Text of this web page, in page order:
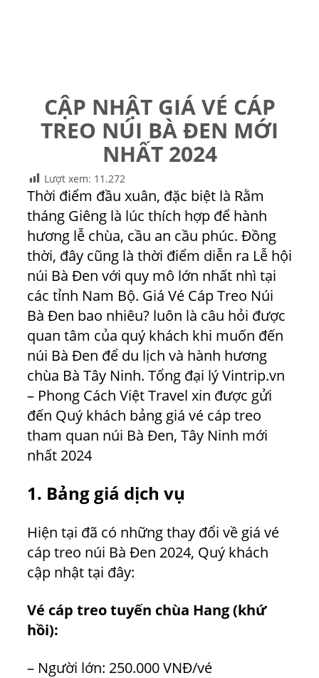
CẬP NHẬT GIÁ VÉ CÁP
TREO NÚI BÀ ĐEN MỚI
NHẤT 2024
Lượt xem: 11.272
Thời điểm đầu xuân, đặc biệt là Rằm
tháng Giêng là lúc thích hợp để hành
hương lễ chùa, cầu an cầu phúc. Đồng
thời, đây cũng là thời điểm diễn ra Lễ hội
núi Bà Đen với quy mô lớn nhất nhì tại
các tỉnh Nam Bộ. Giá Vé Cáp Treo Núi
Bà Đen bao nhiêu? luôn là câu hỏi được
quan tâm của quý khách khi muốn đến
núi Bà Đen để du lịch và hành hương
chùa Bà Tây Ninh. Tổng đại lý Vintrip.vn
– Phong Cách Việt Travel xin được gửi
đến Quý khách bảng giá vé cáp treo
tham quan núi Bà Đen, Tây Ninh mới
nhất 2024
1. Bảng giá dịch vụ
Hiện tại đã có những thay đổi về giá vé
cáp treo núi Bà Đen 2024, Quý khách
cập nhật tại đây:
Vé cáp treo tuyến chùa Hang (khứ
hồi):
– Người lớn: 250.000 VNĐ/vé